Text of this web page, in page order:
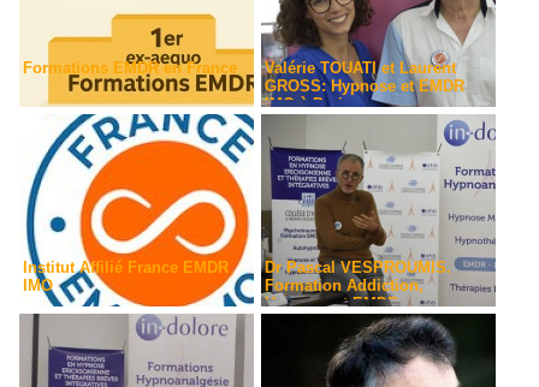
Formations EMDR en France
Valérie TOUATI et Laurent
GROSS: Hypnose et EMDR
IMO à Paris
Institut Affilié France EMDR
IMO
Dr Pascal VESPROUMIS.
Formation Addiction,
Hypnose et EMDR